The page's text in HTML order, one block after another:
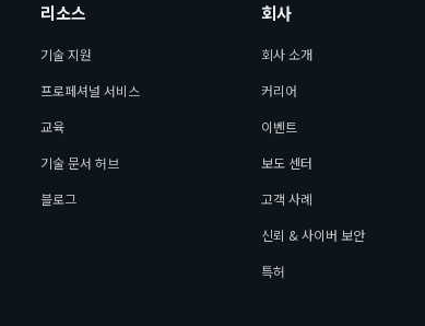
리소스
기술 지원
프로페셔널 서비스
교육
기술 문서 허브
블로그
회사
회사 소개
커리어
이벤트
보도 센터
고객 사례
신뢰 & 사이버 보안
특허